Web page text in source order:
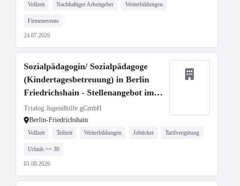
Vollzeit Nachhaltiger Arbeitgeber Weiterbildungen
Firmenevents
24.07.2026
Sozialpädagogin/ Sozialpädagoge
(Kindertagesbetreuung) in Berlin
Friedrichshain - Stellenangebot im
Stellenmarkt Bildung
Trialog Jugendhilfe gGmbH
Berlin-Friedrichshain
Vollzeit Teilzeit Weiterbildungen Jobticket Tarifvergütung
Urlaub >= 30
01.08.2026